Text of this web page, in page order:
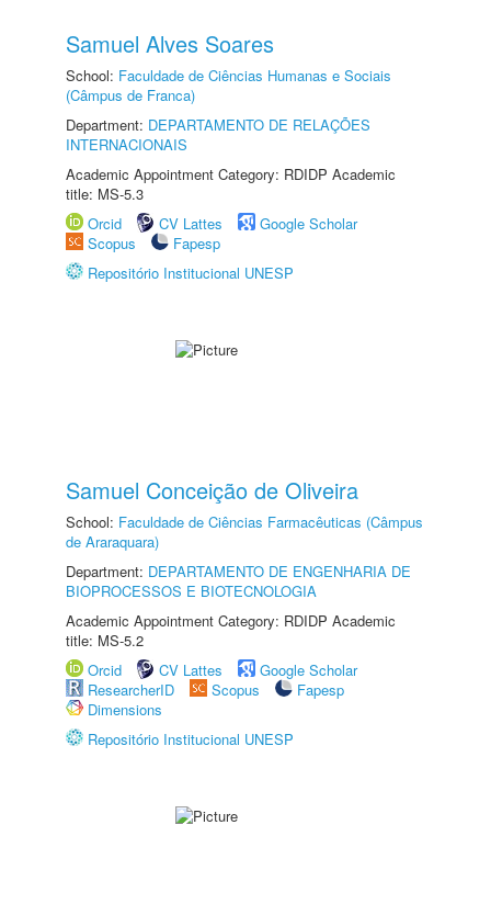
Samuel Alves Soares
School: Faculdade de Ciências Humanas e Sociais
(Câmpus de Franca)
Department: DEPARTAMENTO DE RELAÇÕES
INTERNACIONAIS
Academic Appointment Category: RDIDP Academic
title: MS-5.3
Orcid
CV Lattes
Google Scholar
Scopus
Fapesp
Repositório Institucional UNESP
Samuel Conceição de Oliveira
School: Faculdade de Ciências Farmacêuticas (Câmpus
de Araraquara)
Department: DEPARTAMENTO DE ENGENHARIA DE
BIOPROCESSOS E BIOTECNOLOGIA
Academic Appointment Category: RDIDP Academic
title: MS-5.2
Orcid
CV Lattes
Google Scholar
ResearcherID
Scopus
Fapesp
Dimensions
Repositório Institucional UNESP